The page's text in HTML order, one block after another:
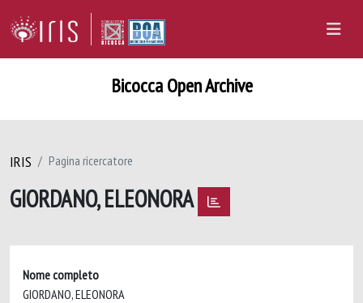
Bicocca Open Archive
IRIS Pagina ricercatore
GIORDANO, ELEONORA
Nome completo
GIORDANO, ELEONORA